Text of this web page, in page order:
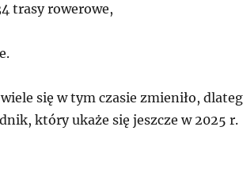
trasy rowerowe,
się w tym czasie zmieniło,
który ukaże się jeszcze w 2025 r.